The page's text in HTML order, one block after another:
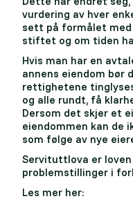
vurdering av hver
sett på formålet
stiftet og om tiden
Hvis man har en
annens eiendom bør
rettighetene
og alle rundt, få
Dersom det skjer et
eiendommen kan
som følge av nye
Servituttlova er
problemstillinger i
Les mer her: